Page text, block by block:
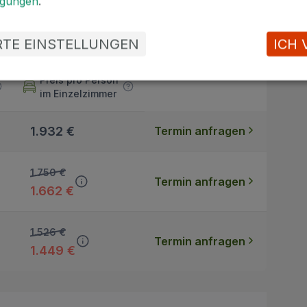
Preis pro Person
im Einzelzimmer
1.932 € Termin anfragen
1.750 €
1.662 €
Termin anfragen
1.526 €
1.449 €
Termin anfragen
EINSTELLUNGEN ICH